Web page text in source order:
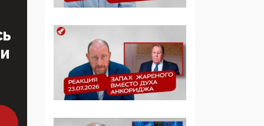
Прокуратура наконец
увидела
экстремистскую
деятельность ИИТО
ЮНЕСКО в России, но
цифроглобалисты